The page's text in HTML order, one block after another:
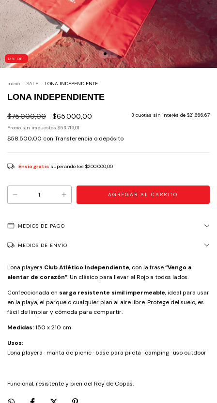
13 % OFF
Inicio . SALE . LONA INDEPENDIENTE
LONA INDEPENDIENTE
$75.000,00 $65.000,00 3 cuotas sin interés de $21.666,67
Precio sin impuestos $53.719,01
$58.500,00 con Transferencia o depósito
Envío gratis superando los $200.000,00
MEDIOS DE PAGO
MEDIOS DE ENVÍO
Lona playera Club Atlético Independiente, con la frase“Vengo a
alentar de corazón”. Un clásico para llevar el Rojo a todos lados.
Confeccionada en sarga resistente simil impermeable, ideal para usar
en la playa, el parque o cualquier plan al aire libre. Protege del suelo, es
fácil de limpiar y cómoda para compartir.
Medidas:150 x 210 cm
Usos:
Lona playera · manta de picnic · base para pileta · camping · uso outdoor
Funcional, resistente y bien del Rey de Copas.